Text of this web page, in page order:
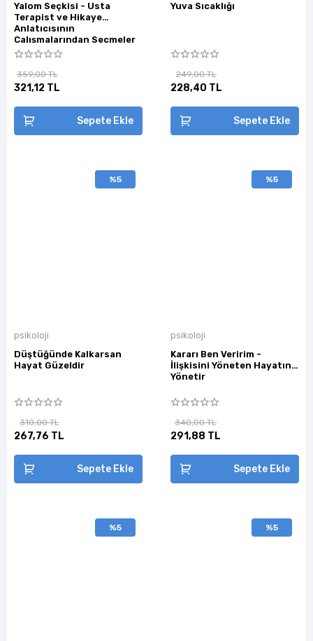
Yalom Seçkisi - Usta
Terapist ve Hikaye
Anlatıcısının
Çalışmalarından Seçmeler
359,00 TL
321,12 TL
Sepete Ekle
Yuva Sıcaklığı
249,00 TL
228,40 TL
Sepete Ekle
%5
psikoloji
Düştüğünde Kalkarsan
Hayat Güzeldir
310,00 TL
267,76 TL
Sepete Ekle
%5
psikoloji
Kararı Ben Veririm -
İlişkisini Yöneten Hayatını
Yönetir
340,00 TL
291,88 TL
Sepete Ekle
%5 %5